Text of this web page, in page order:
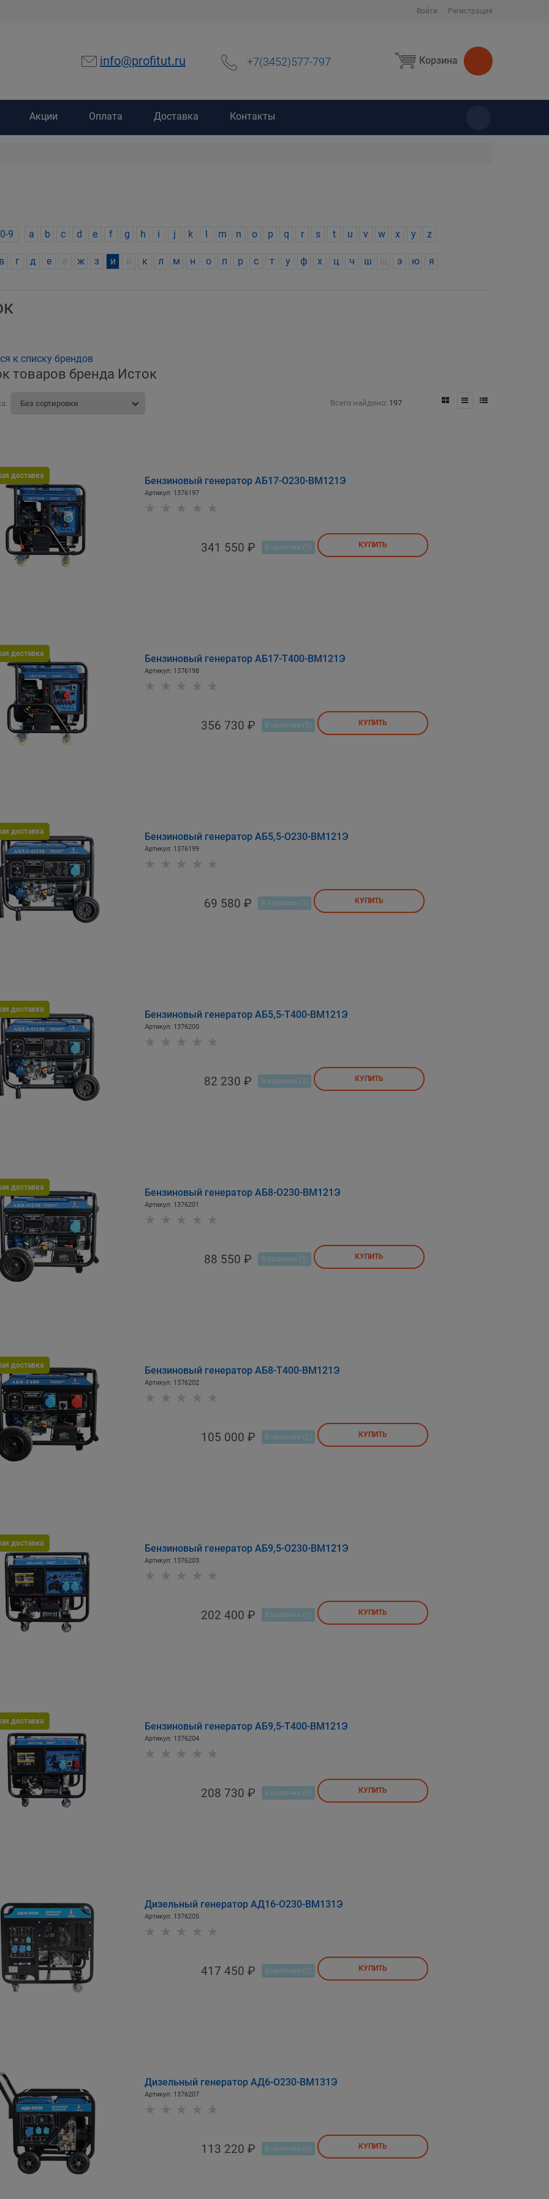
Войти Регистрация
info@profitut.ru +7(3452)577-797 Корзина
Акции Оплата Доставка Контакты
0-9 a b c d e f g h i j k m n o p q r s t u v w x y z
в г д е ж з и к л м н о п р с т у ф х ц ч ш э ю я
к списку брендов
товаров бренда Исток
Всего найдено: 197
Бензиновый генератор АБ17-О230-ВМ121Э
Артикул: 1376197
доставка
341 550 ₽ В наличии (5) КУПИТЬ
Бензиновый генератор АБ17-Т400-ВМ121Э
Артикул: 1376198
доставка
356 730 ₽ В наличии (5) КУПИТЬ
Бензиновый генератор АБ5,5-О230-ВМ121Э
Артикул: 1376199
доставка
69 580 ₽ В наличии (3) КУПИТЬ
Бензиновый генератор АБ5,5-Т400-ВМ121Э
Артикул: 1376200
доставка
82 230 ₽ В наличии (3) КУПИТЬ
Бензиновый генератор АБ8-О230-ВМ121Э
Артикул: 1376201
доставка
88 550 ₽ В наличии (5) КУПИТЬ
Бензиновый генератор АБ8-Т400-ВМ121Э
Артикул: 1376202
доставка
105 000 ₽ В наличии (2) КУПИТЬ
Бензиновый генератор АБ9,5-О230-ВМ121Э
Артикул: 1376203
доставка
202 400 ₽ В наличии (1) КУПИТЬ
Бензиновый генератор АБ9,5-Т400-ВМ121Э
Артикул: 1376204
доставка
208 730 ₽ В наличии (3) КУПИТЬ
Дизельный генератор АД16-О230-ВМ131Э
Артикул: 1376205
417 450 ₽ В наличии (2) КУПИТЬ
Дизельный генератор АД6-О230-ВМ131Э
Артикул: 1376207
113 220 ₽ В наличии (3) КУПИТЬ